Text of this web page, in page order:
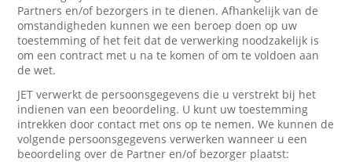
Partners en/of bezorgers in te dienen. Afhankelijk van de
omstandigheden kunnen we een beroep doen op uw
toestemming of het feit dat de verwerking noodzakelijk is
om een contract met u na te komen of om te voldoen aan
de wet.
JET verwerkt de persoonsgegevens die u verstrekt bij het
indienen van een beoordeling. U kunt uw toestemming
intrekken door contact met ons op te nemen. We kunnen de
volgende persoonsgegevens verwerken wanneer u een
beoordeling over de Partner en/of bezorger plaatst: